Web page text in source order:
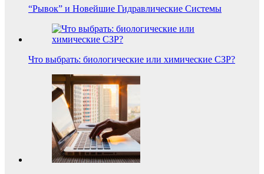
“Рывок” и Новейшие Гидравлические Системы
Что выбрать: биологические или химические СЗР?